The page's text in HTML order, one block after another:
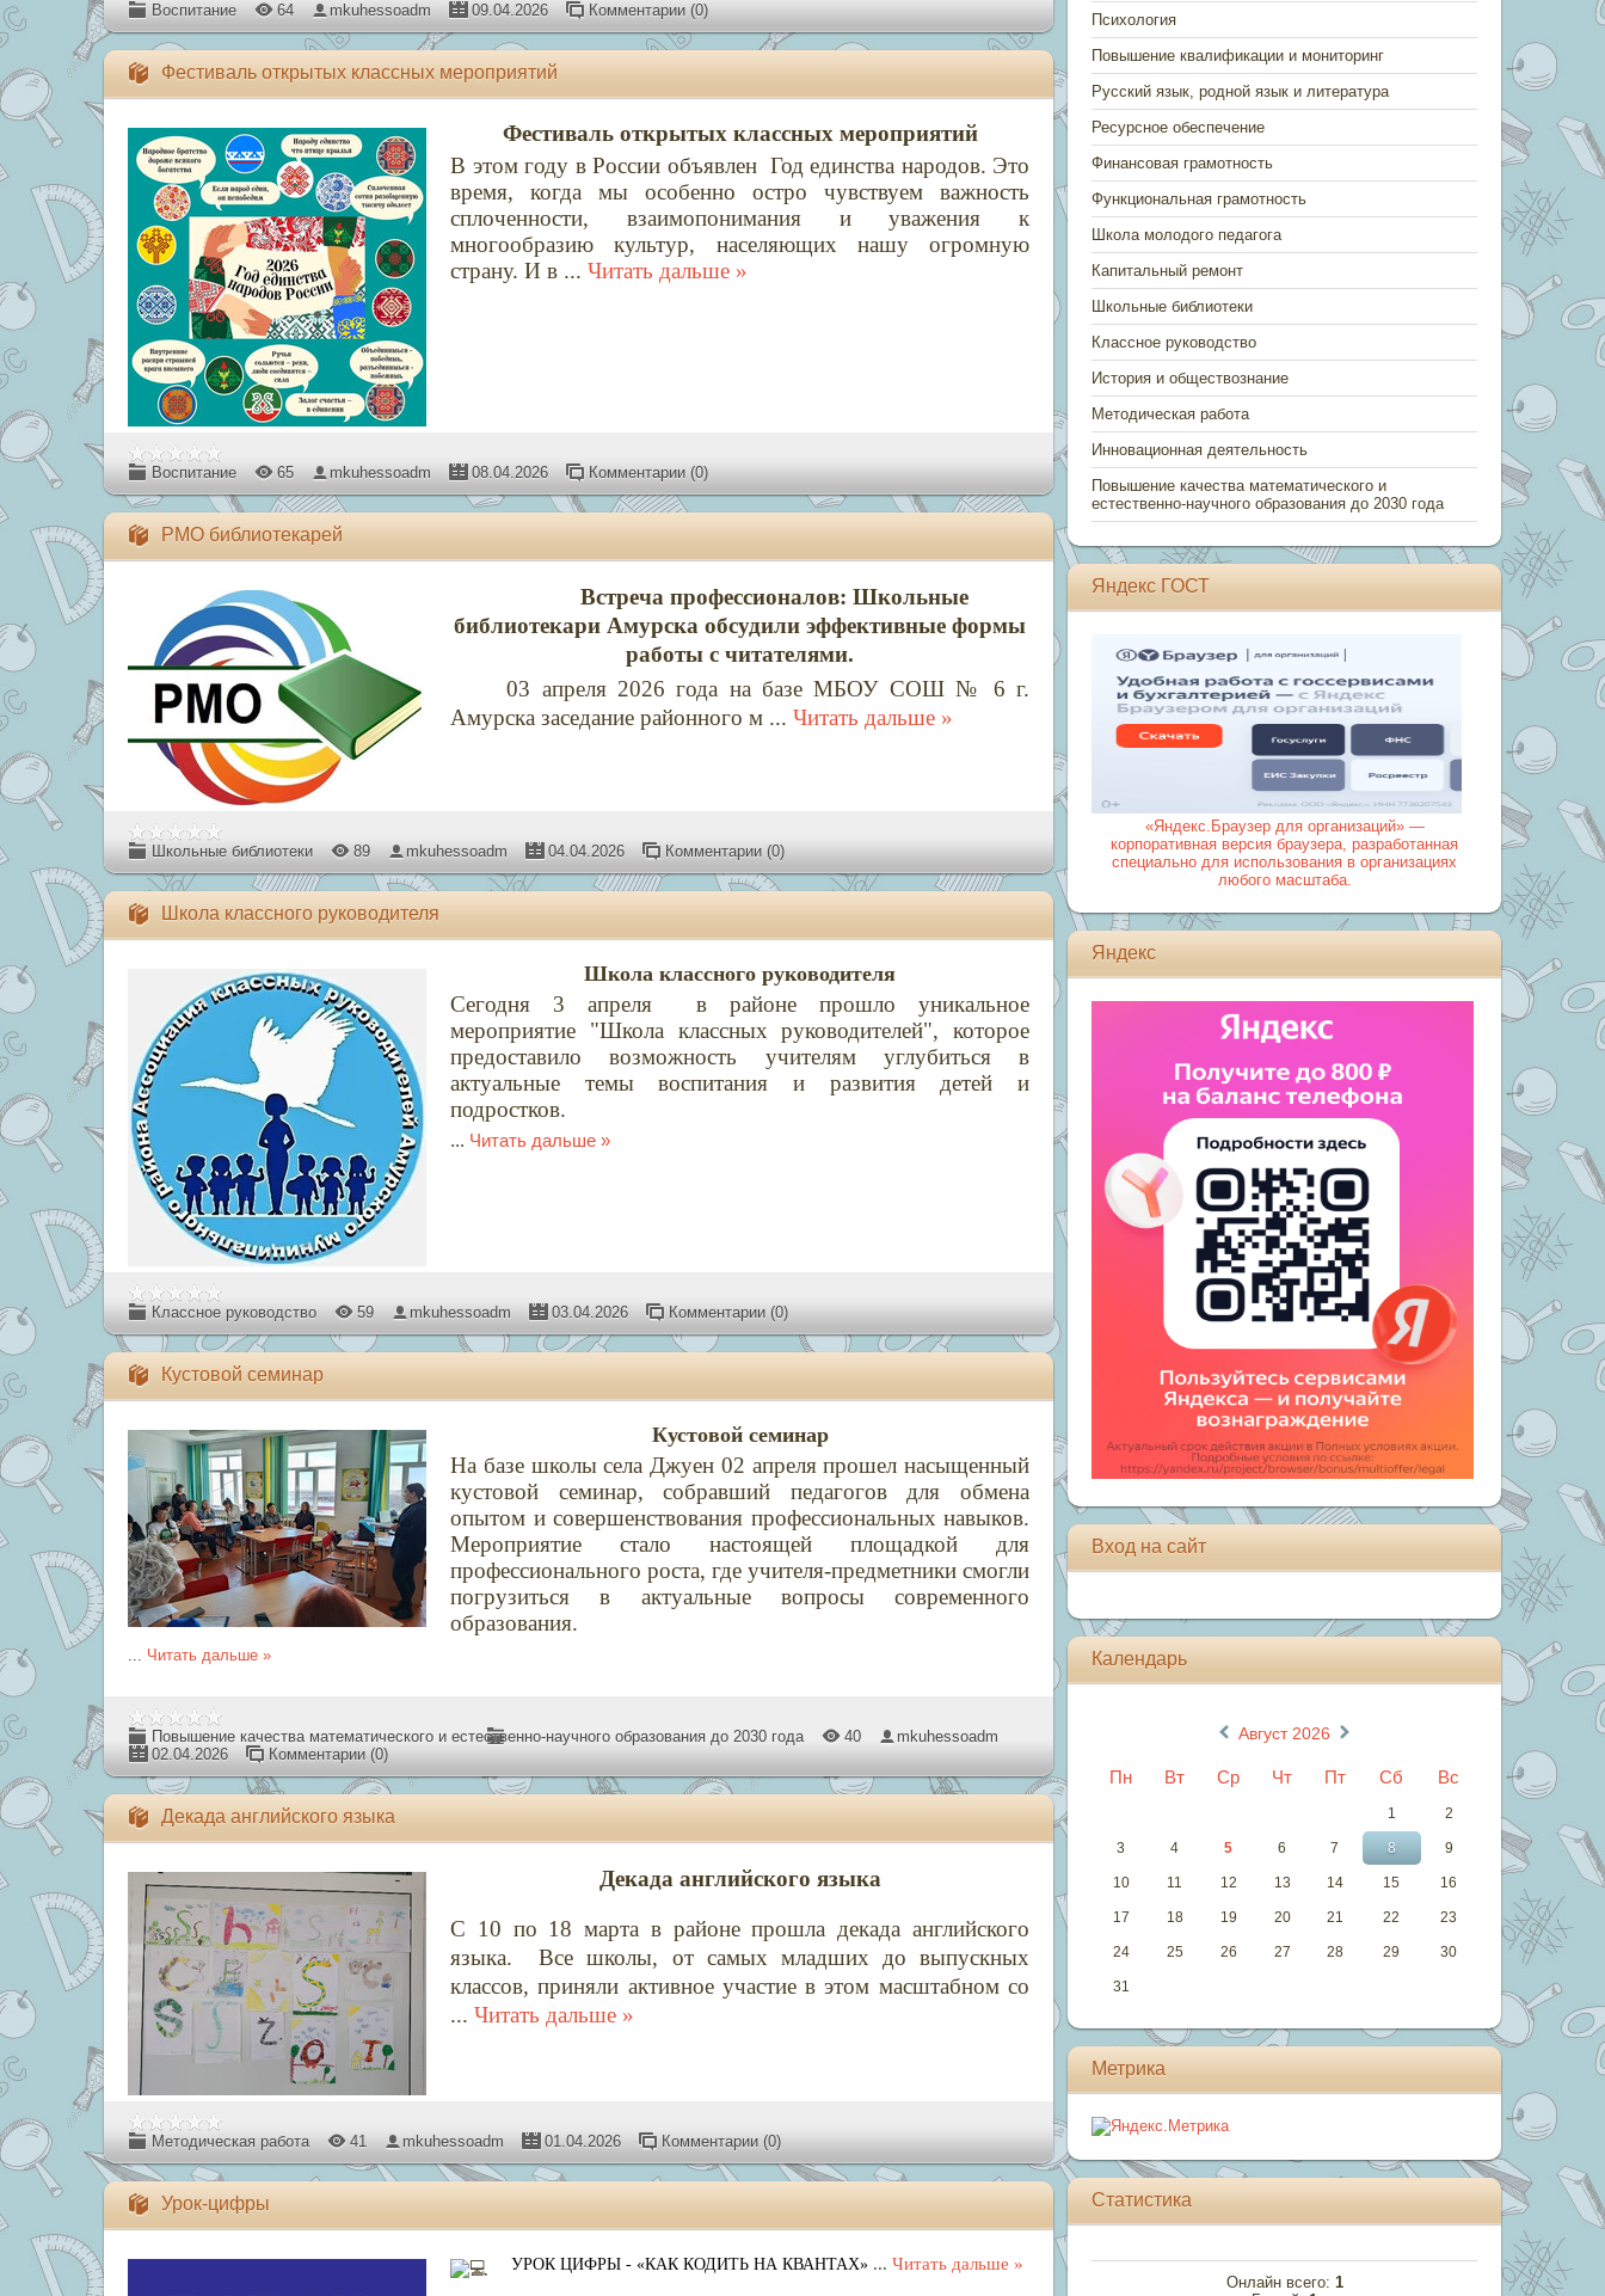
Воспитание 64 mkuhessoadm 09.04.2026 Комментарии (0)
Фестиваль открытых классных мероприятий
Фестиваль открытых классных мероприятий
В этом году в России объявлен Год единства народов. Это
время, когда мы особенно остро чувствуем важность
сплоченности, взаимопонимания и уважения к
многообразию культур, населяющих нашу огромную
страну. И в ... Читать дальше »
Воспитание 65 mkuhessoadm 08.04.2026 Комментарии (0)
РМО библиотекарей
Встреча профессионалов: Школьные
библиотекари Амурска обсудили эффективные формы
работы с читателями.
03 апреля 2026 года на базе МБОУ СОШ № 6 г.
Амурска заседание районного м ... Читать дальше »
Школьные библиотеки 89 mkuhessoadm 04.04.2026 Комментарии (0)
Школа классного руководителя
Школа классного руководителя
Сегодня 3 апреля в районе прошло уникальное
мероприятие "Школа классных руководителей", которое
предоставило возможность учителям углубиться в
актуальные темы воспитания и развития детей и
подростков.
... Читать дальше »
Классное руководство 59 mkuhessoadm 03.04.2026 Комментарии (0)
Кустовой семинар
Кустовой семинар
На базе школы села Джуен 02 апреля прошел насыщенный
кустовой семинар, собравший педагогов для обмена
опытом и совершенствования профессиональных навыков.
Мероприятие стало настоящей площадкой для
профессионального роста, где учителя-предметники смогли
погрузиться в актуальные вопросы современного
образования.
... Читать дальше »
Повышение качества математического и естественно-научного образования до 2030 года 40
mkuhessoadm
02.04.2026
Комментарии (0)
Декада английского языка
Декада английского языка
С 10 по 18 марта в районе прошла декада английского
языка. Все школы, от самых младших до выпускных
классов, приняли активное участие в этом масштабном со
... Читать дальше »
Методическая работа 41 mkuhessoadm 01.04.2026 Комментарии (0)
Урок-цифры
УРОК ЦИФРЫ - «КАК КОДИТЬ НА КВАНТАХ» ... Читать дальше »
Психология
Повышение квалификации и мониторинг
Русский язык, родной язык и литература
Ресурсное обеспечение
Финансовая грамотность
Функциональная грамотность
Школа молодого педагога
Капитальный ремонт
Школьные библиотеки
Классное руководство
История и обществознание
Методическая работа
Инновационная деятельность
Повышение качества математического и
естественно-научного образования до 2030 года
Яндекс ГОСТ
«Яндекс.Браузер для организаций» —
корпоративная версия браузера, разработанная
специально для использования в организациях
любого масштаба.
Яндекс
Вход на сайт
Календарь
Август 2026
Пн Вт Ср Чт Пт Сб Вс
1 2
3 4 5 6 7 8 9
10 11 12 13 14 15 16
17 18 19 20 21 22 23
24 25 26 27 28 29 30
31
Метрика
Статистика
Онлайн всего: 1